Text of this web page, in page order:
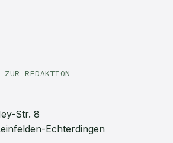
ZUR REDAKTION
Str. 8
Echterdingen